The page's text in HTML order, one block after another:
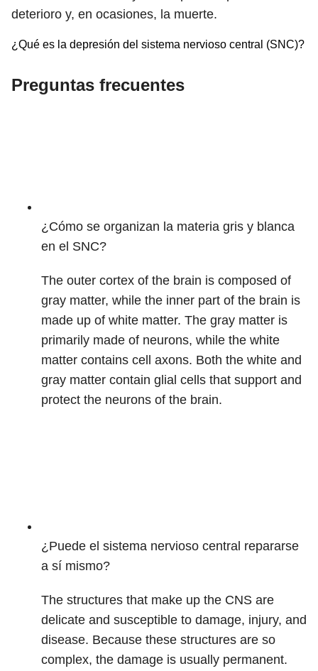
deterioro y, en ocasiones, la muerte.
¿Qué es la depresión del sistema nervioso central (SNC)?
Preguntas frecuentes
¿Cómo se organizan la materia gris y blanca
en el SNC?
The outer cortex of the brain is composed of
gray matter, while the inner part of the brain is
made up of white matter. The gray matter is
primarily made of neurons, while the white
matter contains cell axons. Both the white and
gray matter contain glial cells that support and
protect the neurons of the brain.
¿Puede el sistema nervioso central repararse
a sí mismo?
The structures that make up the CNS are
delicate and susceptible to damage, injury, and
disease. Because these structures are so
complex, the damage is usually permanent.